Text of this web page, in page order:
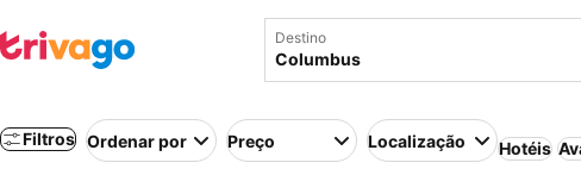
Destino
Filtros Ordenar por Preço Localização Hotéis